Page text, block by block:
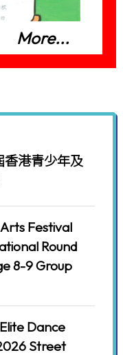
」生命教育
More...
香港青少年及
Festival
Round
8-9 Group
Dance
Street